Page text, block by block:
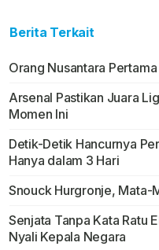
Berita Terkait
Orang Nusantara
Arsenal Pastikan Juara
Momen Ini
Detik-Detik Hancurnya
Hanya dalam 3 Hari
Snouck Hurgronje, Mata-
Senjata Tanpa Kata Ratu
Nyali Kepala Negara